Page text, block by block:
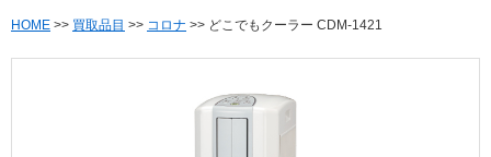
HOME >> 買取品目 >> コロナ >> どこでもクーラー CDM-1421